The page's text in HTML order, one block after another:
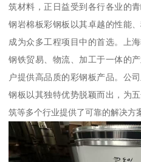
筑材料，正日益受到各行各业的
钢岩棉板彩钢板以其卓越的性能
成为众多工程项目中的首选。上
钢铁贸易、物流、加工于一体的
户提供高品质的彩钢板产品。公
钢板以其独特优势脱颖而出，为
筑等多个行业提供了可靠的解决方